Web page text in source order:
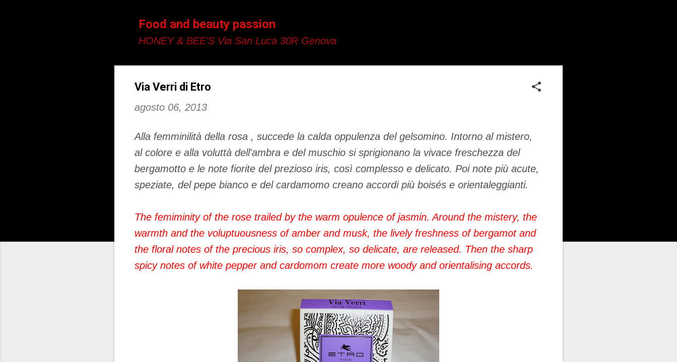
Food and beauty passion
HONEY & BEE'S Via San Luca 30R Genova
Via Verri di Etro
agosto 06, 2013
Alla femminilità della rosa , succede la calda oppulenza del gelsomino. Intorno al mistero,
al colore e alla voluttà dell'ambra e del muschio si sprigionano la vivace freschezza del
bergamotto e le note fiorite del prezioso iris, così complesso e delicato. Poi note più acute,
speziate, del pepe bianco e del cardamomo creano accordi più boisés e orientaleggianti.
The femiminity of the rose trailed by the warm opulence of jasmin. Around the mistery, the
warmth and the voluptuousness of amber and musk, the lively freshness of bergamot and
the floral notes of the precious iris, so complex, so delicate, are released. Then the sharp
spicy notes of white pepper and cardomom create more woody and orientalising accords.